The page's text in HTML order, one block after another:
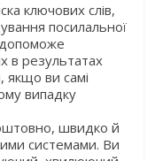
ключових слів,
посилальної
в результатах
якщо ви самі
випадку
швидко й
системами. Ви